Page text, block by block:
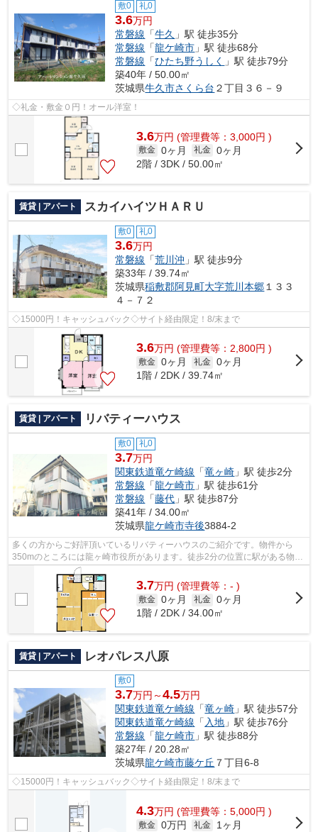
敷0 礼0
3.6万円
常磐線 「牛久 」駅 徒歩35分
常磐線 「龍ケ崎市 」駅 徒歩68分
常磐線 「ひたち野うしく
」駅 徒歩79分
築40年 / 50.00㎡
茨城県牛久市さくら台 ２丁目３６－９
◇礼金・敷金０円！オール洋室！
3.6万円 (管理費等：3,000円 )
敷金 0ヶ月 礼金 0ヶ月
2階 / 3DK / 50.00㎡
賃貸 | アパート スカイハイツＨＡＲＵ
敷0 礼0
3.6万円
常磐線 「荒川沖 」駅 徒歩9分
築33年 / 39.74㎡
茨城県稲敷郡阿見町大字荒川本郷 １３３
４－７２
◇15000円！キャッシュバック◇サイト経由限定！8/末まで
3.6万円 (管理費等：2,800円 )
敷金 0ヶ月 礼金 0ヶ月
1階 / 2DK / 39.74㎡
賃貸 | アパート リバティーハウス
敷0 礼0
3.7万円
関東鉄道竜ケ崎線 「竜ヶ崎 」駅 徒歩2分
常磐線 「龍ケ崎市 」駅 徒歩61分
常磐線 「藤代 」駅 徒歩87分
築41年 / 34.00㎡
茨城県龍ケ崎市寺後3884-2
多くの方からご好評頂いているリバティーハウスのご紹介です。物件から
350mのところには龍ヶ崎市役所があります。徒歩2分の位置に駅がある物件
です。使い勝手の良いアパートでイチオシ...
3.7万円 (管理費等：- )
敷金 0ヶ月 礼金 0ヶ月
1階 / 2DK / 34.00㎡
賃貸 | アパート レオパレス八原
敷0
3.7万円～4.5万円
関東鉄道竜ケ崎線 「竜ヶ崎 」駅 徒歩57分
関東鉄道竜ケ崎線 「 入地 」駅 徒歩76分
常磐線 「龍ケ崎市 」駅 徒歩88分
築27年 / 20.28㎡
茨城県龍ケ崎市藤ケ丘 ７丁目6-8
◇15000円！キャッシュバック◇サイト経由限定！8/末まで
4.3万円 (管理費等：5,000円 )
敷金 0万円 礼金
1ヶ月